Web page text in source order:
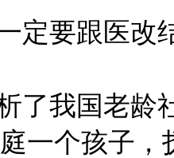
定要跟医改
了我国老龄
一个孩子